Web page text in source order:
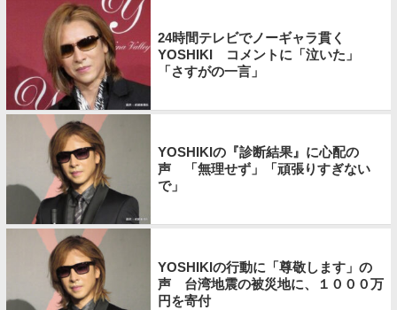
24時間テレビでノーギャラ貫く
YOSHIKI コメントに「泣いた」
「さすがの一言」
YOSHIKIの『診断結果』に心配の
声 「無理せず」「頑張りすぎない
で」
YOSHIKIの行動に「尊敬します」の
声 台湾地震の被災地に、１０００万
円を寄付